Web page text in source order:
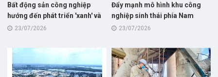
Bất động sản công nghiệp
hướng đến phát triển 'xanh' và
bền vững
23/07/2026
Đẩy mạnh mô hình khu công
nghiệp sinh thái phía Nam
23/07/2026